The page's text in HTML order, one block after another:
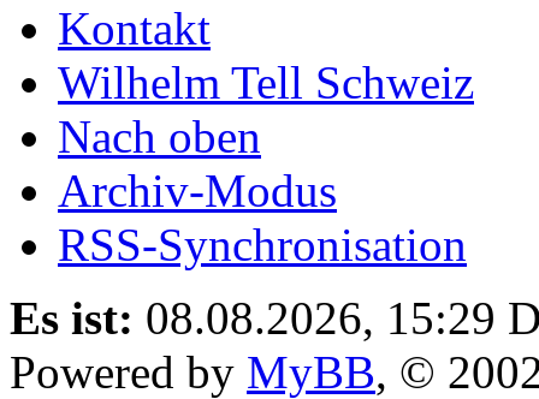
Kontakt
Wilhelm Tell Schweiz
Nach oben
Archiv-Modus
RSS-Synchronisation
Es ist: 08.08.2026, 15:29
Powered by MyBB, ©